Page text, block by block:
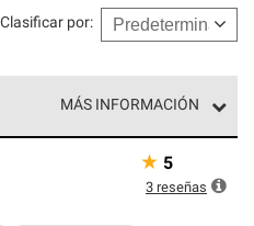
Clasificar por:
MÁS INFORMACIÓN
profesionales de techos
y requisitos estrictos
★ 5
3 reseñas